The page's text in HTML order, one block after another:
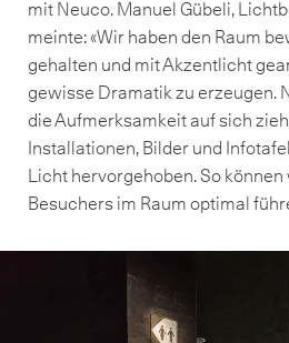
mit Neuco. Manuel Gübeli,
meinte: «Wir haben den Raum
gehalten und mit Akzentlicht
gewisse Dramatik zu erzeugen.
die Aufmerksamkeit auf sich
Installationen, Bilder und
Licht hervorgehoben. So
Besuchers im Raum optimal